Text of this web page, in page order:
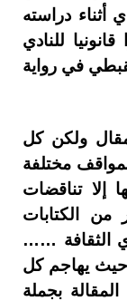
أثناء دراسته
للنادي
في رواية
ولكن كل
مختلفة
إلا تناقضات
من الكتابات
الثقافة ……
حيث يهاجم كل
بجملة